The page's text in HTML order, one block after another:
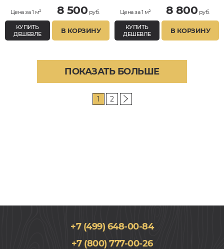
Цена за 1 м² 8 500 руб.
КУПИТЬ
ДЕШЕВЛЕ
В КОРЗИНУ
Цена за 1 м² 8 800 руб.
КУПИТЬ
ДЕШЕВЛЕ
В КОРЗИНУ
ПОКАЗАТЬ БОЛЬШЕ
1 2
+7 (499) 648-00-84
+7 (800) 777-00-26